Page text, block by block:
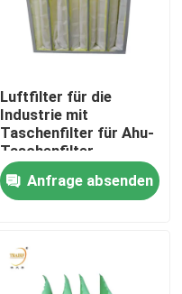
Luftfilter für die
Industrie mit
Taschenfilter für Ahu-
Taschenfilter
Anfrage absenden